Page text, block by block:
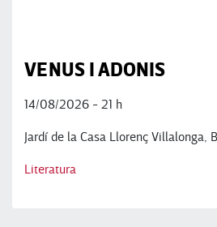
VENUS I ADONIS
14/08/2026 - 21 h
Jardí de la Casa Llorenç Villalonga,
Literatura